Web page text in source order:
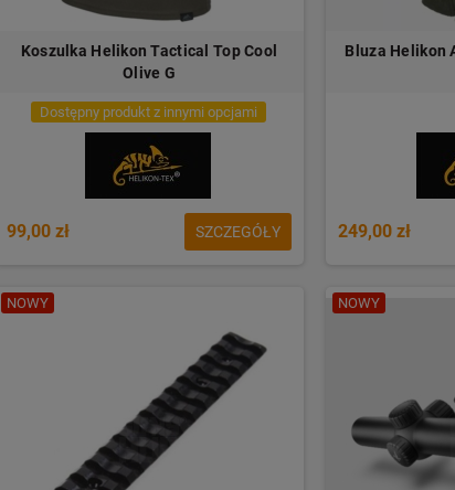
Koszulka Helikon Tactical Top Cool
Olive G
Dostępny produkt z innymi opcjami
99,00 zł SZCZEGÓŁY
Bluza Helikon
249,00 zł
NOWY NOWY